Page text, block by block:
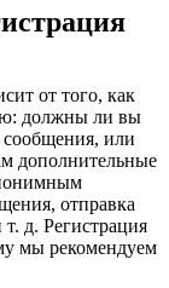
от того, как
должны ли вы
сообщения, или
дополнительные
отправка
д. Регистрация
мы рекомендуем